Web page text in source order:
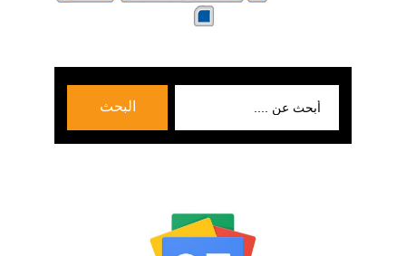
البحث